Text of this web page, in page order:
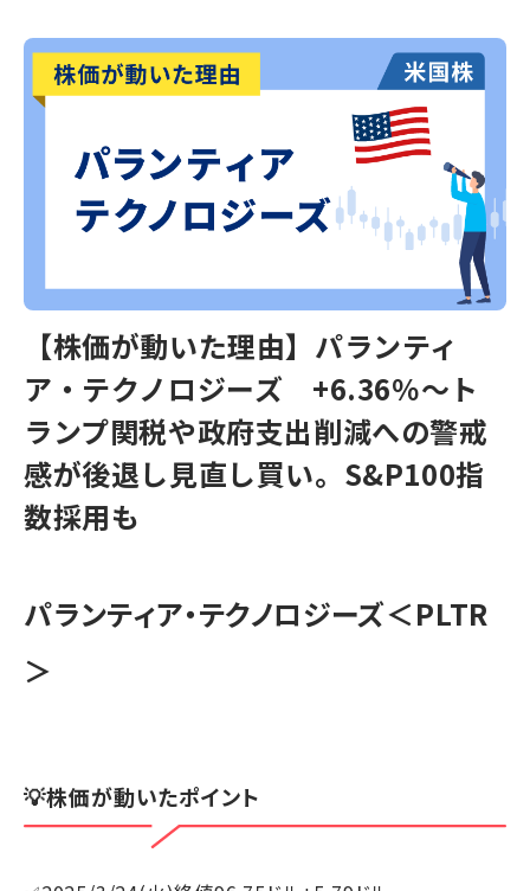
【株価が動いた理由】パランティ
ア・テクノロジーズ +6.36％～ト
ランプ関税や政府支出削減への警戒
感が後退し見直し買い。S&P100指
数採用も
パランティア・テクノロジーズ＜PLTR
＞
💡株価が動いたポイント